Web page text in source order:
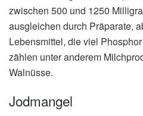
zwischen 500 und 1250
ausgleichen durch Präparate,
Lebensmittel, die viel
zählen unter anderem
Walnüsse.
Jodmangel